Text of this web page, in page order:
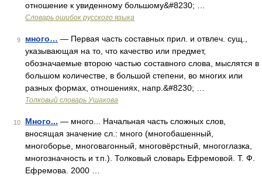
отношение к увиденному большому&#8230; …
Словарь ошибок русского языка
9 много… — Первая часть составных прил. и отвлеч. сущ.,
указывающая на то, что качество или предмет,
обозначаемые второю частью составного слова, мыслятся в
большом количестве, в большой степени, во многих или
разных формах, отношениях, напр.&#8230; …
Толковый словарь Ушакова
10 Много... — много... Начальная часть сложных слов,
вносящая значение сл.: много (многобашенный,
многоборье, многовагонный, многовёрстный, многоглазка,
многозначность и т.п.). Толковый словарь Ефремовой. Т. Ф.
Ефремова. 2000 …